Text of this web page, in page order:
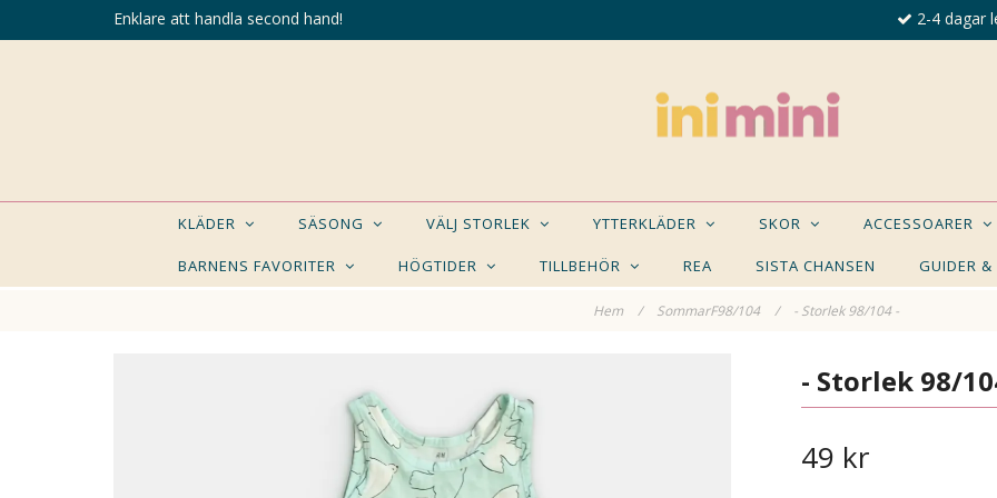
Enklare att handla second hand! 2-4 dagar
KLÄDER SÄSONG VÄLJ STORLEK YTTERKLÄDER SKOR ACCESSOARER
BARNENS FAVORITER HÖGTIDER TILLBEHÖR REA SISTA CHANSEN GUIDER
Hem / SommarF98/104 / - Storlek 98/104 -
KANSKE NÅGON AV DESSA PRODUKTER KAN
- Storlek 98/
49 kr